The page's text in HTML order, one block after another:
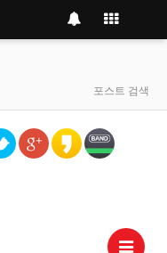
포스트 검색